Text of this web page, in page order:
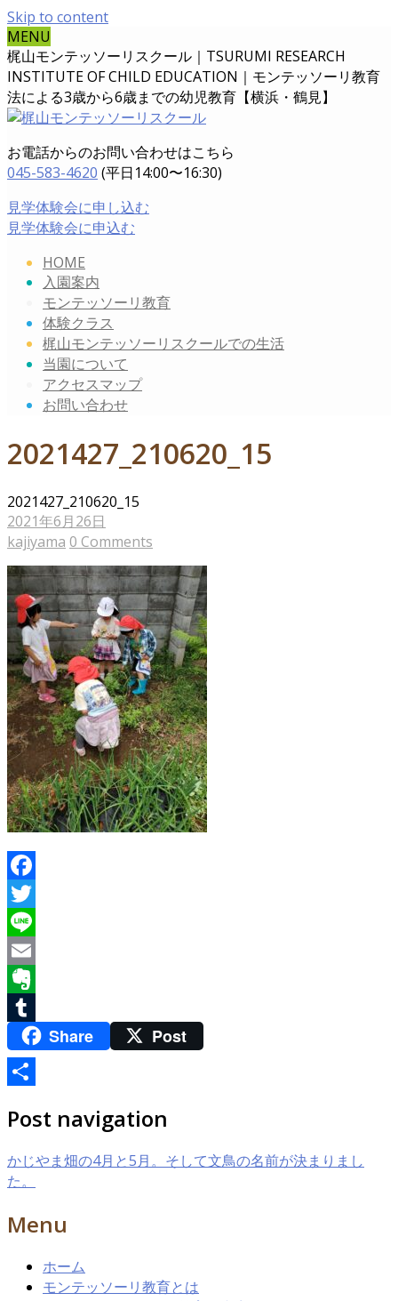
Skip to content
MENU
梶山モンテッソーリスクール｜TSURUMI RESEARCH
INSTITUTE OF CHILD EDUCATION｜ モンテッソーリ教育
法による3歳から6歳までの幼児教育【横浜・鶴見】
お電話からのお問い合わせはこちら
045-583-4620 (平日14:00〜16:30)
見学体験会に申し込む
見学体験会に申込む
HOME
入園案内
モンテッソーリ教育
体験クラス
梶山モンテッソーリスクールでの生活
当園について
アクセスマップ
お問い合わせ
2021427_210620_15
2021427_210620_15
2021年6月26日
kajiyama 0 Comments
Facebook
Twitter
Line
Email
Evernote
TumblrShare Post
有
Post navigation
かじやま畑の4月と5月。そして文鳥の名前が決まりまし
た。
Menu
ホーム
モンテッソーリ教育とは